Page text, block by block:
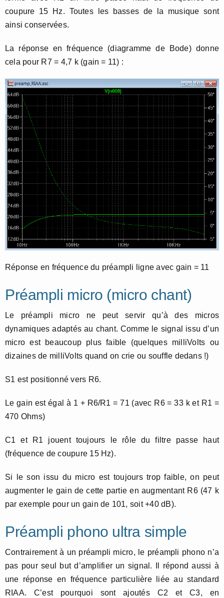
coupure 15 Hz. Toutes les basses de la musique sont
ainsi conservées.
La réponse en fréquence (diagramme de Bode) donne
cela pour R7 = 4,7 k (gain = 11) :
Réponse en fréquence du préampli ligne avec gain = 11
Préampli micro (micro chant)
Le préampli micro ne peut servir qu’à des micros
dynamiques adaptés au chant. Comme le signal issu d’un
micro est beaucoup plus faible (quelques milliVolts ou
dizaines de milliVolts quand on crie ou souffle dedans !)
S1 est positionné vers R6.
Le gain est égal à 1 + R6/R1 = 71 (avec R6 = 33 k et R1 =
470 Ohms)
C1 et R1 jouent toujours le rôle du filtre passe haut
(fréquence de coupure 15 Hz).
Si le son issu du micro est toujours trop faible, on peut
augmenter le gain de cette partie en augmentant R6 (47 k
par exemple pour un gain de 101, soit +40 dB).
Préampli phono ultra simple
Contrairement à un préampli micro, le préampli phono n’a
pas pour seul but d’amplifier un signal. Il répond aussi à
une réponse en fréquence particulière liée au standard
RIAA. C’est pourquoi sont ajoutés C2 et C3, en